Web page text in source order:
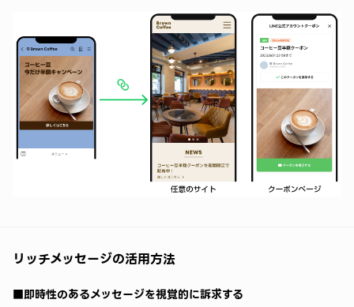
リッチメッセージの活用方法
■即時性のあるメッセージを視覚的に訴求する